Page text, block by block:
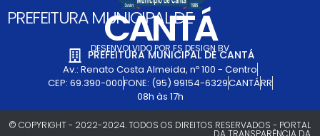
PREFEITURA MUNICIPAL DE
CANTÁ
DESENVOLVIDO POR FS DESIGN BV
PREFEITURA MUNICIPAL DE CANTÁ
Av.: Renato Costa Almeida, nº 100 - Centro
CEP: 69.390-000FONE: (95) 99154-6329CANTÁRR
08h às 17h
© COPYRIGHT - 2022-2024. TODOS OS DIREITOS RESERVADOS - PORTAL
DA TRANSPARÊNCIA DA